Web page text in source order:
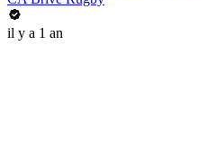
il y a 1 an